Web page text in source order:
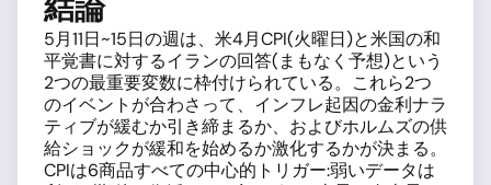
5月11日~15日の週は、米4月CPI(火曜日)と米国の和
平覚書に対するイランの回答(まもなく予想)という
2つの最重要変数に枠付けられている。これら2つ
のイベントが合わさって、インフレ起因の金利ナラ
ティブが緩むか引き締まるか、およびホルムズの供
給ショックが緩和を始めるか激化するかが決まる。
CPIは6商品すべての中心的トリガー:弱いデータは